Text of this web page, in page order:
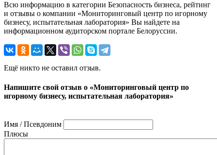
Всю информацию в категории Безопасность бизнеса, рейтинг
и отзывы о компании «Мониторинговый центр по игорному
бизнесу, испытательная лаборатория» Вы найдете на
информационном аудиторском портале Белоруссии.
Ещё никто не оставил отзыв.
Напишите свой отзыв о «Мониторинговый центр по
игорному бизнесу, испытательная лаборатория»
Имя / Псевдоним
Плюсы